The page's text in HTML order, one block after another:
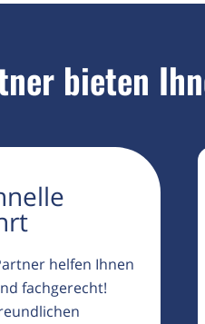
bieten
helfen Ihnen
fachgerecht!